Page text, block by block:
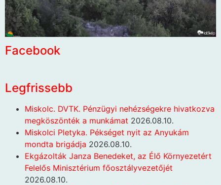
Facebook
Legfrissebb
Miskolc. DVTK. Pénzügyi nehézségekre hivatkozva
megköszönték a munkámat 2026.08.10.
Miskolci Pletyka. Pékséget nyit az Anyukám
mondta brigádja 2026.08.10.
Ekgázolták Janza Benedeket, az Élő Környezetért
Felelős Minisztérium főosztályvezetőjét
2026.08.10.